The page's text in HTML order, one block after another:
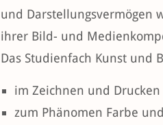
und Darstellungsvermögen
ihrer Bild- und
Das Studienfach Kunst und
im Zeichnen und Drucken
zum Phänomen Farbe